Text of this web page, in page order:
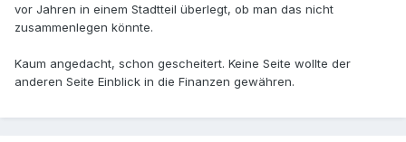
vor Jahren in einem Stadtteil überlegt, ob man das nicht
zusammenlegen könnte.
Kaum angedacht, schon gescheitert. Keine Seite wollte der
anderen Seite Einblick in die Finanzen gewähren.